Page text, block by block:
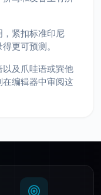
，紧扣标准印尼
更可预测。
及爪哇语或巽他
编辑器中审阅这